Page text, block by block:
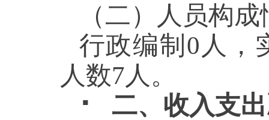
（二）人员构
行政编制 0 人，
人数7人。
⠂ 二、收入支